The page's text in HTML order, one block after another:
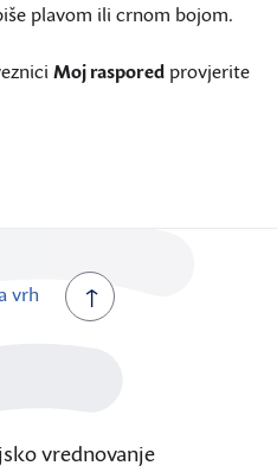
plavom ili crnom bojom.
Moj raspored provjerite
vrh
vrednovanje